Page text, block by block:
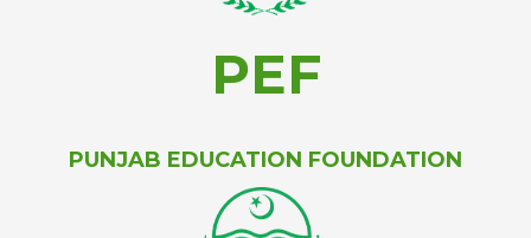
PEF
PUNJAB EDUCATION FOUNDATION